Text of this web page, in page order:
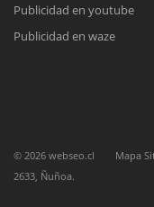
Todos nuestros
Publicidad en youtube
Publicidad en waze
© 2026 webseo.cl Mapa
2633, Ñuñoa.